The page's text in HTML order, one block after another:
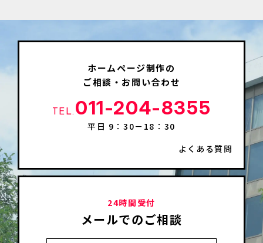
ホームページ制作の
ご相談・お問い合わせ
TEL. 011-204-8355
平日 9：30－18：30
よくある質問
24時間受付
メールでのご相談